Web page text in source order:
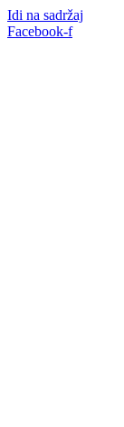
Idi na sadržaj
Facebook-f